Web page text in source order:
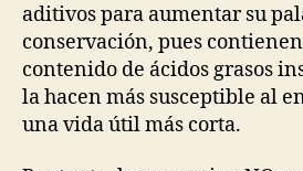
aditivos para aumentar su
conservación, pues
contenido de ácidos grasos
la hacen más susceptible al
una vida útil más corta.